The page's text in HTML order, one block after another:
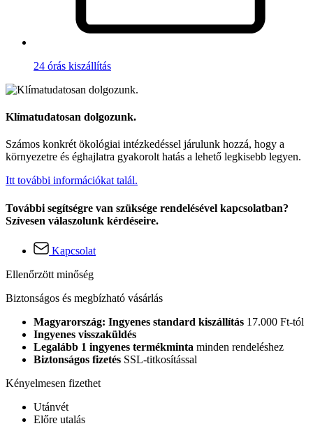
24 órás kiszállítás
Klímatudatosan dolgozunk.
Számos konkrét ökológiai intézkedéssel járulunk hozzá, hogy a
környezetre és éghajlatra gyakorolt hatás a lehető legkisebb legyen.
Itt további információkat talál.
További segítségre van szüksége rendelésével kapcsolatban?
Szívesen válaszolunk kérdéseire.
Kapcsolat
Ellenőrzött minőség
Biztonságos és megbízható vásárlás
Magyarország: Ingyenes standard kiszállítás 17.000 Ft-tól
Ingyenes visszaküldés
Legalább 1 ingyenes termékminta minden rendeléshez
Biztonságos fizetés SSL-titkosítással
Kényelmesen fizethet
Utánvét
Előre utalás